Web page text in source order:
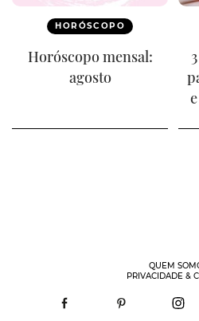
HORÓSCOPO
Horóscopo mensal:
agosto
QUEM
PRIVACIDADE &